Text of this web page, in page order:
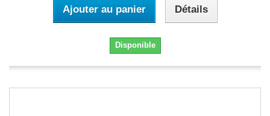
Ajouter au panier Détails
Disponible